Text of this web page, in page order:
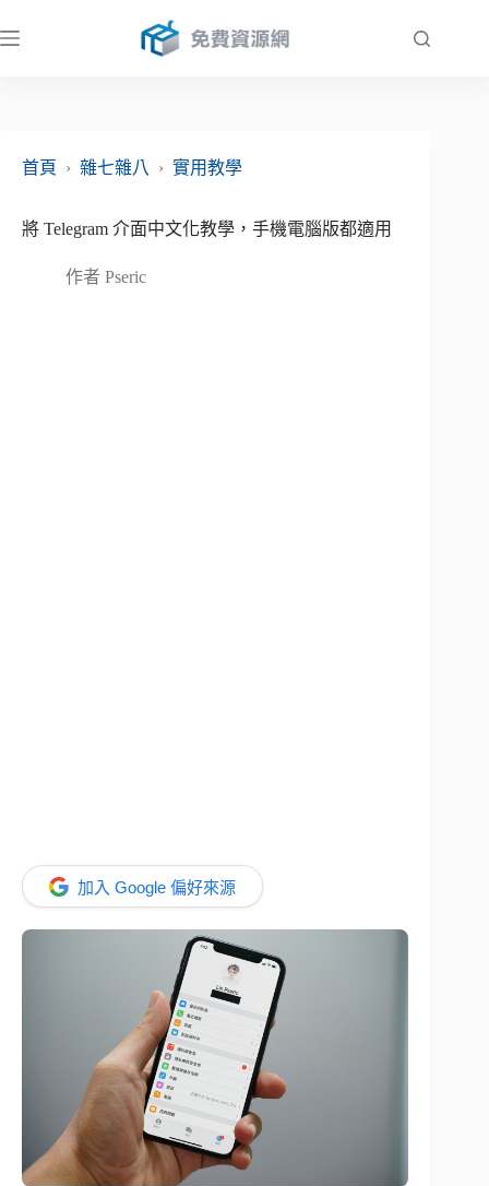
至
首頁
› 雜七雜八 › 實用教學
將 Telegram 介面中文化教學，手機電腦版都適用
作者 Pseric
加入 Google 偏好來源